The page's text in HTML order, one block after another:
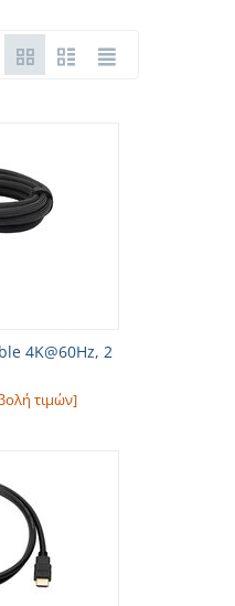
4K@60Hz, 2
τιμών]